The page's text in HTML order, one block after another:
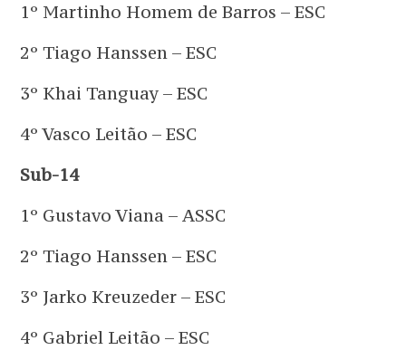
1º Martinho Homem de Barros – ESC
2º Tiago Hanssen – ESC
3º Khai Tanguay – ESC
4º Vasco Leitão – ESC
Sub-14
1º Gustavo Viana – ASSC
2º Tiago Hanssen – ESC
3º Jarko Kreuzeder – ESC
4º Gabriel Leitão – ESC